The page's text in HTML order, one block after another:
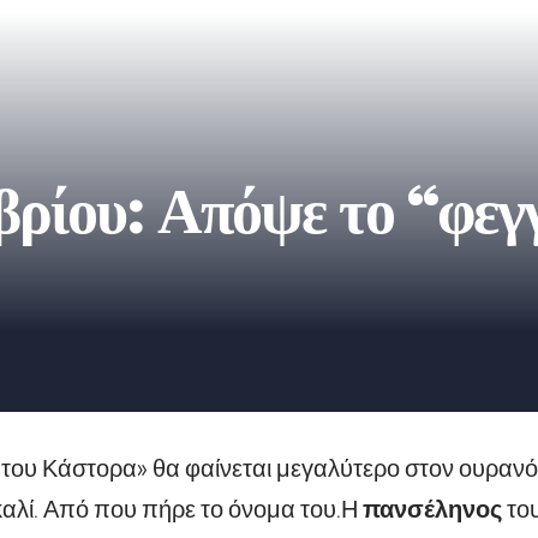
Απόψε το
Κάστορα» θα φαίνεται μεγαλύτερο στον
Από που πήρε το όνομα του.Η πανσέληνος